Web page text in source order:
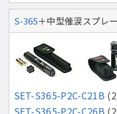
S-365＋中型催涙スプレ
SET-S365-P2C-C21B